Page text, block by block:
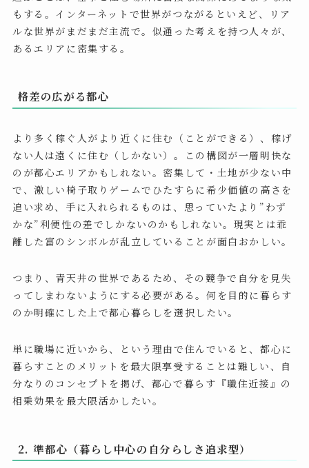
もする。インターネットで世界がつながるといえど、リア
ルな世界がまだまだ主流で。似通った考えを持つ人々が、
あるエリアに密集する。
格差の広がる都心
より多く稼ぐ人がより近くに住む（ことができる）、稼げ
ない人は遠くに住む（しかない）。この構図が一層明快な
のが都心エリアかもしれない。密集して・土地が少ない中
で、激しい椅子取りゲームでひたすらに希少価値の高さを
追い求め、手に入れられるものは、思っていたより”わず
かな”利便性の差でしかないのかもしれない。現実とは乖
離した富のシンボルが乱立していることが面白おかしい。
つまり、青天井の世界であるため、その競争で自分を見失
ってしまわないようにする必要がある。何を目的に暮らす
のか明確にした上で都心暮らしを選択したい。
単に職場に近いから、という理由で住んでいると、都心に
暮らすことのメリットを最大限享受することは難しい、自
分なりのコンセプトを掲げ、都心で暮らす『職住近接』の
相乗効果を最大限活かしたい。
2. 準都心（暮らし中心の自分らしさ追求型）